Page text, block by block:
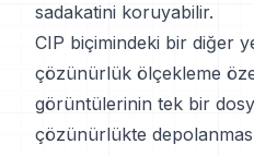
sadakatini koruyabilir.
CIP biçimindeki bir diğer
çözünürlük ölçekleme
görüntülerinin tek bir
çözünürlükte